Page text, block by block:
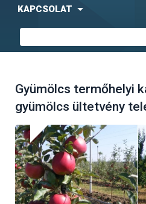
KAPCSOLAT
Gyümölcs termőhelyi
gyümölcs ültetvény